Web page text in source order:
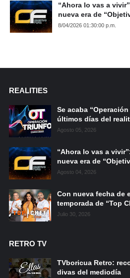
“Ahora lo vas a
nueva era de
8/04/2026 01:30:00 p.m.
REALITIES
Se acaba
últimos días del
Agosto 05, 2026
“Ahora lo vas a
nueva era de
Agosto 04, 2026
Con nueva fecha de
temporada de “Top
Julio 30, 2026
RETRO TV
TVboricua Retro:
divas del mediodía